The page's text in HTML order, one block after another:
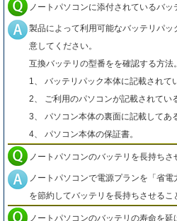
ノートパソコンに添付されているバ
製品によって利用可能なバッテリパ
意してください。
互換バッテリの型番をを確認する方法。
1、 バッテリパック本体に記載されて
2、 ご利用のパソコンが記載されてい
3、 パソコン本体の裏面に記載してあ
4、 パソコン本体の保証書。
ノートパソコンのバッテリを長持ちさ
ノートパソコンで電源プランを「省
を節約してバッテリを長持ちさせるこ
ノートパソコンのバッテリの寿命を延